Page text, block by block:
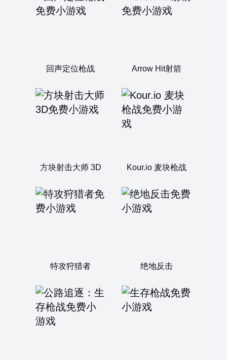
回声定位枪战 Arrow Hit射箭
方块射击大师 3D Kour.io 麦块枪战
特攻狩猎者 绝地反击